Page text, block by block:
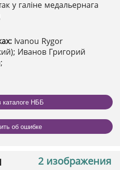
у галіне медальернага
Ivanou Rygor
Иванов Григорий
каталоге НББ
об ошибке
2 изображения